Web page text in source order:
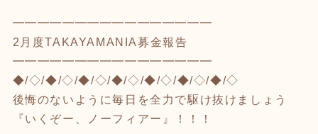
━━━━━━━━━━━━━━━━
2月度TAKAYAMANIA募金報告
━━━━━━━━━━━━━━━━
◆/◇/◆/◇/◆/◇/◆/◇/◆/◇/◆/◇/◆/◇
後悔のないように毎日を全力で駆け抜けましょう
『いくぞー、ノーフィアー』！！！